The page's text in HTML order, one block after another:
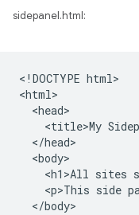
sidepanel.html:
<!DOCTYPE html>
<html>
  <head>
<title>My
  </head>
  <body>
<h1>All sites
<p>This side
  </body>